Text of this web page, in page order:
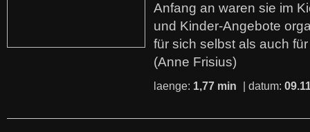
Anfang an waren sie im
und Kinder-Angebote
für sich selbst als auch
(Anne Frisius)
laenge: 1,77 min | datum: